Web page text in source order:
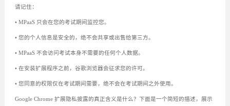
请记住：
• MPaaS 只会在您的考试期间监控您。
• 您的个人信息是安全的，绝不会共享或出售给第三方。
• MPaaS 不会访问考试本身不需要的任何个人数据。
• 在安装扩展程序之前，谷歌浏览器会征求您的许可。
• 您同意的权限仅在考试期间需要，绝不会在考试期间之外使用。
Google Chrome 扩展隐私披露的真正含义是什么？下面是一个简短的描述，展示